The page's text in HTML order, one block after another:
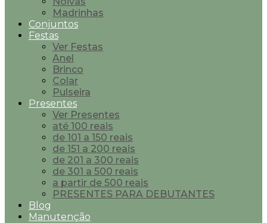
Madrinhas
Conjuntos
Festas
Ver Festas
Anel
Brinco
Colar
Pulseira
Presentes
Ver Presentes
até 100 reais
de 101 a 150 reais
de 151 a 200 reais
de 201 a 300 reais
de 301 a 500 reais
a partir de 500 reais
PRESENTES PARA DEBUTANTES
Blog
Manutenção